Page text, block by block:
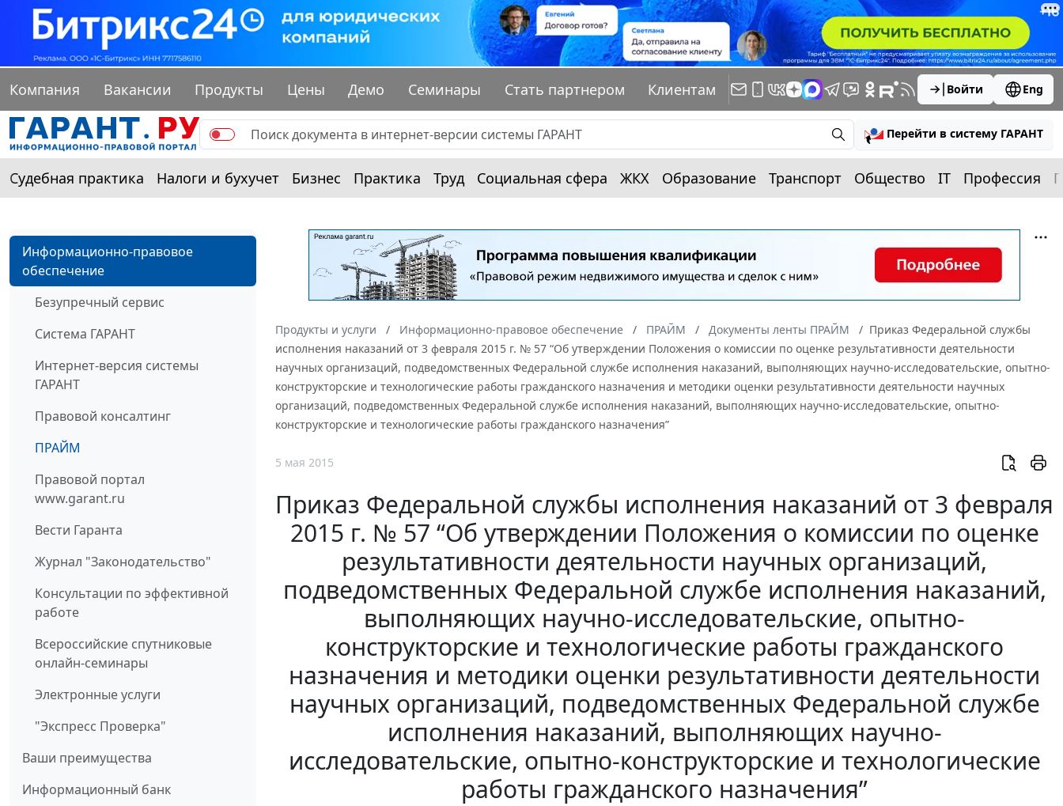
Компания Вакансии Продукты Цены Демо Семинары Стать партнером Клиентам Войти Eng
Перейти в систему ГАРАНТ
Судебная практика Налоги и бухучет Бизнес Практика Труд Социальная сфера ЖКХ Образование Транспорт Общество IT Профессия
Информационно-правовое
обеспечение
Безупречный сервис
Система ГАРАНТ
Интернет-версия системы
ГАРАНТ
Правовой консалтинг
ПРАЙМ
Правовой портал
www.garant.ru
Вести Гаранта
Журнал "Законодательство"
Консультации по эффективной
работе
Всероссийские спутниковые
онлайн-семинары
Электронные услуги
"Экспресс Проверка"
Ваши преимущества
Информационный банк
Продукты и услуги Информационно-правовое обеспечение ПРАЙМ Документы ленты ПРАЙМ
Приказ Федеральной службы
исполнения наказаний от 3 февраля 2015 г. № 57 “Об утверждении Положения о комиссии по оценке результативности деятельности
научных организаций, подведомственных Федеральной службе исполнения наказаний, выполняющих научно-исследовательские, опытно-
конструкторские и технологические работы гражданского назначения и методики оценки результативности деятельности научных
организаций, подведомственных Федеральной службе исполнения наказаний, выполняющих научно-исследовательские, опытно-
конструкторские и технологические работы гражданского назначения”
5 мая 2015
Приказ Федеральной службы исполнения наказаний от 3 февраля
2015 г. № 57 “Об утверждении Положения о комиссии по оценке
результативности деятельности научных организаций,
подведомственных Федеральной службе исполнения наказаний,
выполняющих научно-исследовательские, опытно-
конструкторские и технологические работы гражданского
назначения и методики оценки результативности деятельности
научных организаций, подведомственных Федеральной службе
исполнения наказаний, выполняющих научно-
исследовательские, опытно-конструкторские и технологические
работы гражданского назначения”